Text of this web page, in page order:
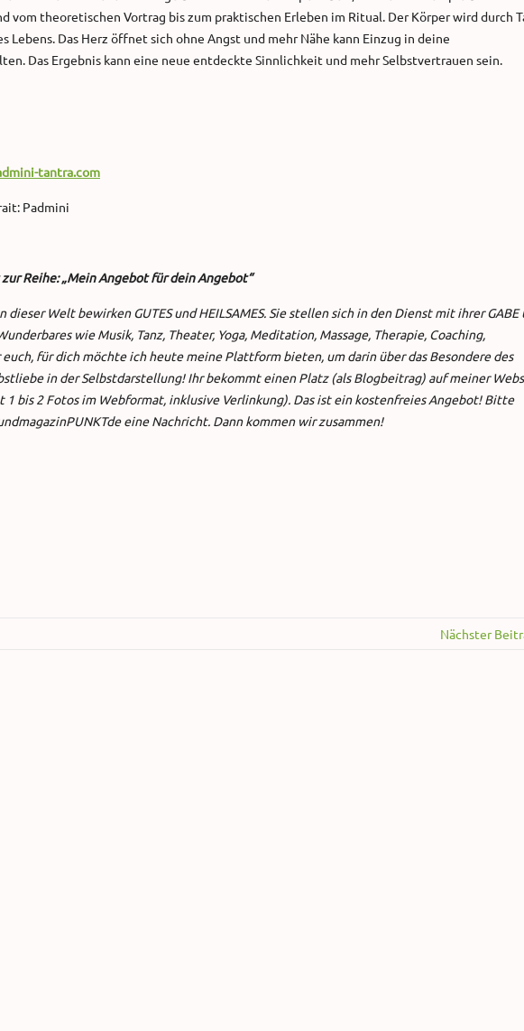
theoretischen Vortrag bis zum praktischen Erleben im Ritual. Der Körper wird durch
Lebens. Das Herz öffnet sich ohne Angst und mehr Nähe kann Einzug in deine
Das Ergebnis kann eine neue entdeckte Sinnlichkeit und mehr Selbstvertrauen sein.
tantra.com
Padmini
Reihe: „Mein Angebot für dein Angebot“
Welt bewirken GUTES und HEILSAMES. Sie stellen sich in den Dienst mit ihrer GABE
wie Musik, Tanz, Theater, Yoga, Meditation, Massage, Therapie, Coaching,
für dich möchte ich heute meine Plattform bieten, um darin über das Besondere des
in der Selbstdarstellung! Ihr bekommt einen Platz (als Blogbeitrag) auf meiner
1 bis 2 Fotos im Webformat, inklusive Verlinkung). Das ist ein kostenfreies Angebot! Bitte
eine Nachricht. Dann kommen wir zusammen!
Nächster